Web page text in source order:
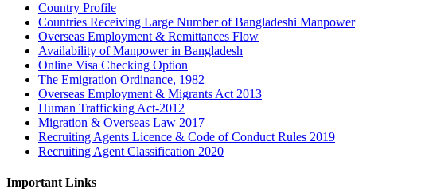
Country Profile
Countries Receiving Large Number of Bangladeshi Manpower
Overseas Employment & Remittances Flow
Availability of Manpower in Bangladesh
Online Visa Checking Option
The Emigration Ordinance, 1982
Overseas Employment & Migrants Act 2013
Human Trafficking Act-2012
Migration & Overseas Law 2017
Recruiting Agents Licence & Code of Conduct Rules 2019
Recruiting Agent Classification 2020
Important Links